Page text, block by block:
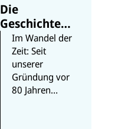
Die
Geschichte
des UNICEF-
Logos
Im Wandel der
Zeit: Seit
unserer
Gründung vor
80 Jahren